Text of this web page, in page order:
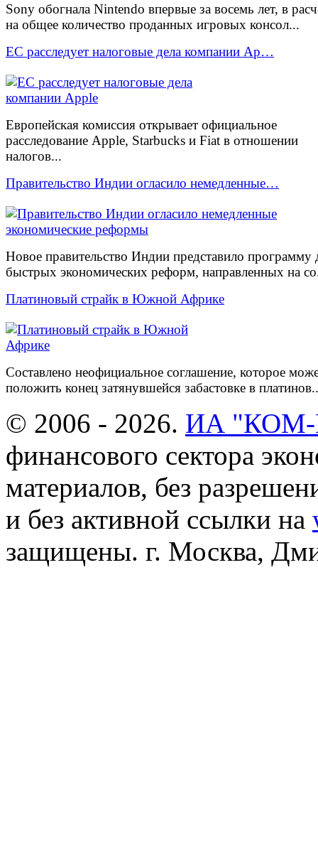
Sony обогнала Nintendo впервые за восемь лет, в
на общее количество проданных игровых консол...
ЕС расследует налоговые дела компании Ap…
Европейская комиссия открывает официальное
расследование Apple, Starbucks и Fiat в отношении
налогов...
Правительство Индии огласило немедленные…
Новое правительство Индии представило программу
быстрых экономических реформ, направленных на
Платиновый страйк в Южной Африке
Составлено неофициальное соглашение, которое
положить конец затянувшейся забастовке в
© 2006 - 2026. ИА
финансового сектора
материалов, без
и без активной ссылки на
защищены. г. Москва,